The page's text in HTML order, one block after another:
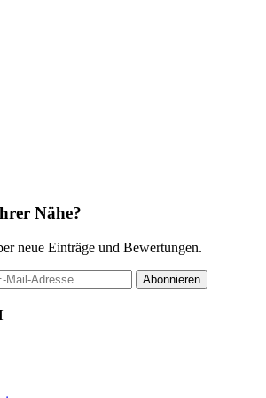
Nähe?
neue Einträge und Bewertungen.
Abonnieren